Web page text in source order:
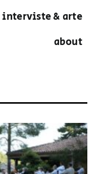
interviste & arte
about